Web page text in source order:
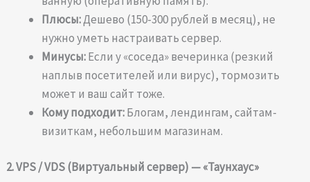
Плюсы:Дешево (150-300 рублей в месяц), не
нужно уметь настраивать сервер.
Минусы:Если у «соседа» вечеринка (резкий
наплыв посетителей или вирус), тормозить
может и ваш сайт тоже.
Кому подходит:Блогам, лендингам, сайтам-
визиткам, небольшим магазинам.
2. VPS / VDS (Виртуальный сервер) — «Таунхаус»